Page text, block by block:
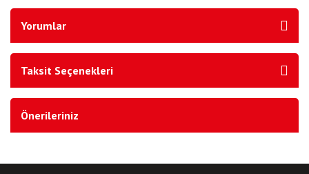
Yorumlar
Taksit Seçenekleri
Önerileriniz